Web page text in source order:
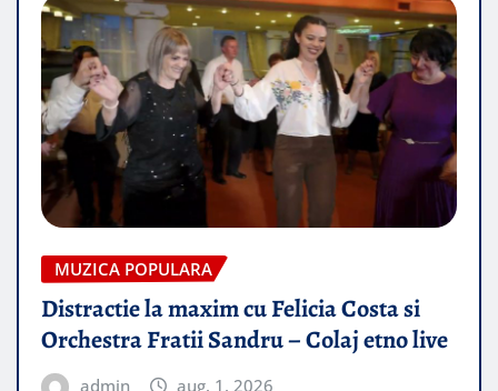
MUZICA POPULARA
Distractie la maxim cu Felicia Costa si
Orchestra Fratii Sandru – Colaj etno live
admin aug. 1, 2026